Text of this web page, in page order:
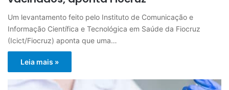
Um levantamento feito pelo Instituto de Comunicação e
Informação Científica e Tecnológica em Saúde da Fiocruz
(Icict/Fiocruz) aponta que uma…
Leia mais »